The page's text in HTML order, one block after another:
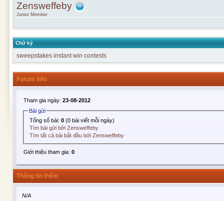
Zensweffeby
Junior Member
Chữ ký
sweepstakes instant win contests
Forum Info
Tham gia ngày: 23-08-2012
Bài gửi
Tổng số bài:0 (0 bài viết mỗi ngày)
Tìm bài gửi bởi Zensweffeby
Tìm tất cả bài bắt đầu bởi Zensweffeby
Giới thiệu tham gia: 0
Thông tin thêm
N/A